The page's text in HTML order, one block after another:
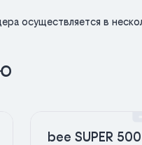
осуществляется в
bee SUPER